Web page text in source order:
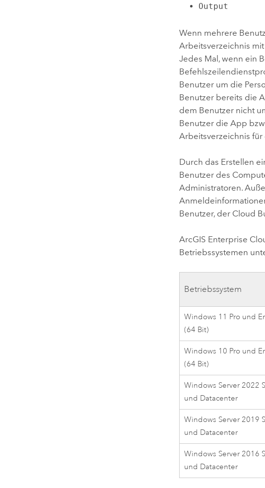
Output
Wenn mehrere
Arbeitsverzeichnis
Jedes Mal, wenn ein
Benutzer um die
Benutzer bereits die
dem Benutzer nicht
Benutzer die App
Arbeitsverzeichnis
Durch das Erstellen
Benutzer des
Administratoren.
Benutzer, der Cloud
ArcGIS Enterprise
Betriebssystemen
Betriebssystem
Windows 11 Pro und
(64 Bit)
Windows 10 Pro und
(64 Bit)
Windows Server 2022
und Datacenter
Windows Server 2019
und Datacenter
Windows Server 2016
und Datacenter